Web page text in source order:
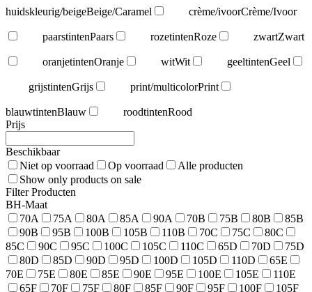
huidskleurig/beigeBeige/Caramel crème/ivoorCrème/Ivoor
paarstintenPaars rozetintenRoze zwartZwart
oranjetintenOranje witWit geeltintenGeel
grijstintenGrijs print/multicolorPrint
blauwtintenBlauw roodtintenRood
Prijs
Beschikbaar
Niet op voorraad
Op voorraad
Alle producten
Show only products on sale
Filter Producten
BH-Maat
70A
75A 80A 85A 90A 70B 75B 80B
85B
90B
95B 100B 105B 110B 70C 75C
80C
85C
90C 95C 100C 105C 110C 65D 70D
75D
80D
85D 90D 95D 100D 105D 110D
65E
70E
75E 80E 85E 90E 95E 100E 105E
110E
65F
70F 75F 80F 85F 90F 95F 100F
105F